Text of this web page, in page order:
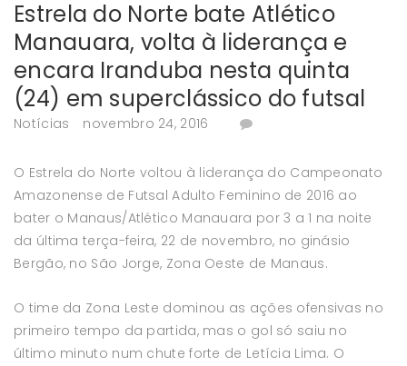
Estrela do Norte bate Atlético
Manauara, volta à liderança e
encara Iranduba nesta quinta
(24) em superclássico do futsal
Notícias novembro 24, 2016
O Estrela do Norte voltou à liderança do Campeonato
Amazonense de Futsal Adulto Feminino de 2016 ao
bater o Manaus/Atlético Manauara por 3 a 1 na noite
da última terça-feira, 22 de novembro, no ginásio
Bergão, no São Jorge, Zona Oeste de Manaus.
O time da Zona Leste dominou as ações ofensivas no
primeiro tempo da partida, mas o gol só saiu no
último minuto num chute forte de Letícia Lima. O